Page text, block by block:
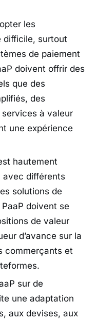
les
difficile, surtout
de paiement
doivent offrir des
que des
des
à valeur
une expérience
hautement
avec différents
solutions de
doivent se
de valeur
d’avance sur la
commerçants et
sur de
une adaptation
aux devises, aux